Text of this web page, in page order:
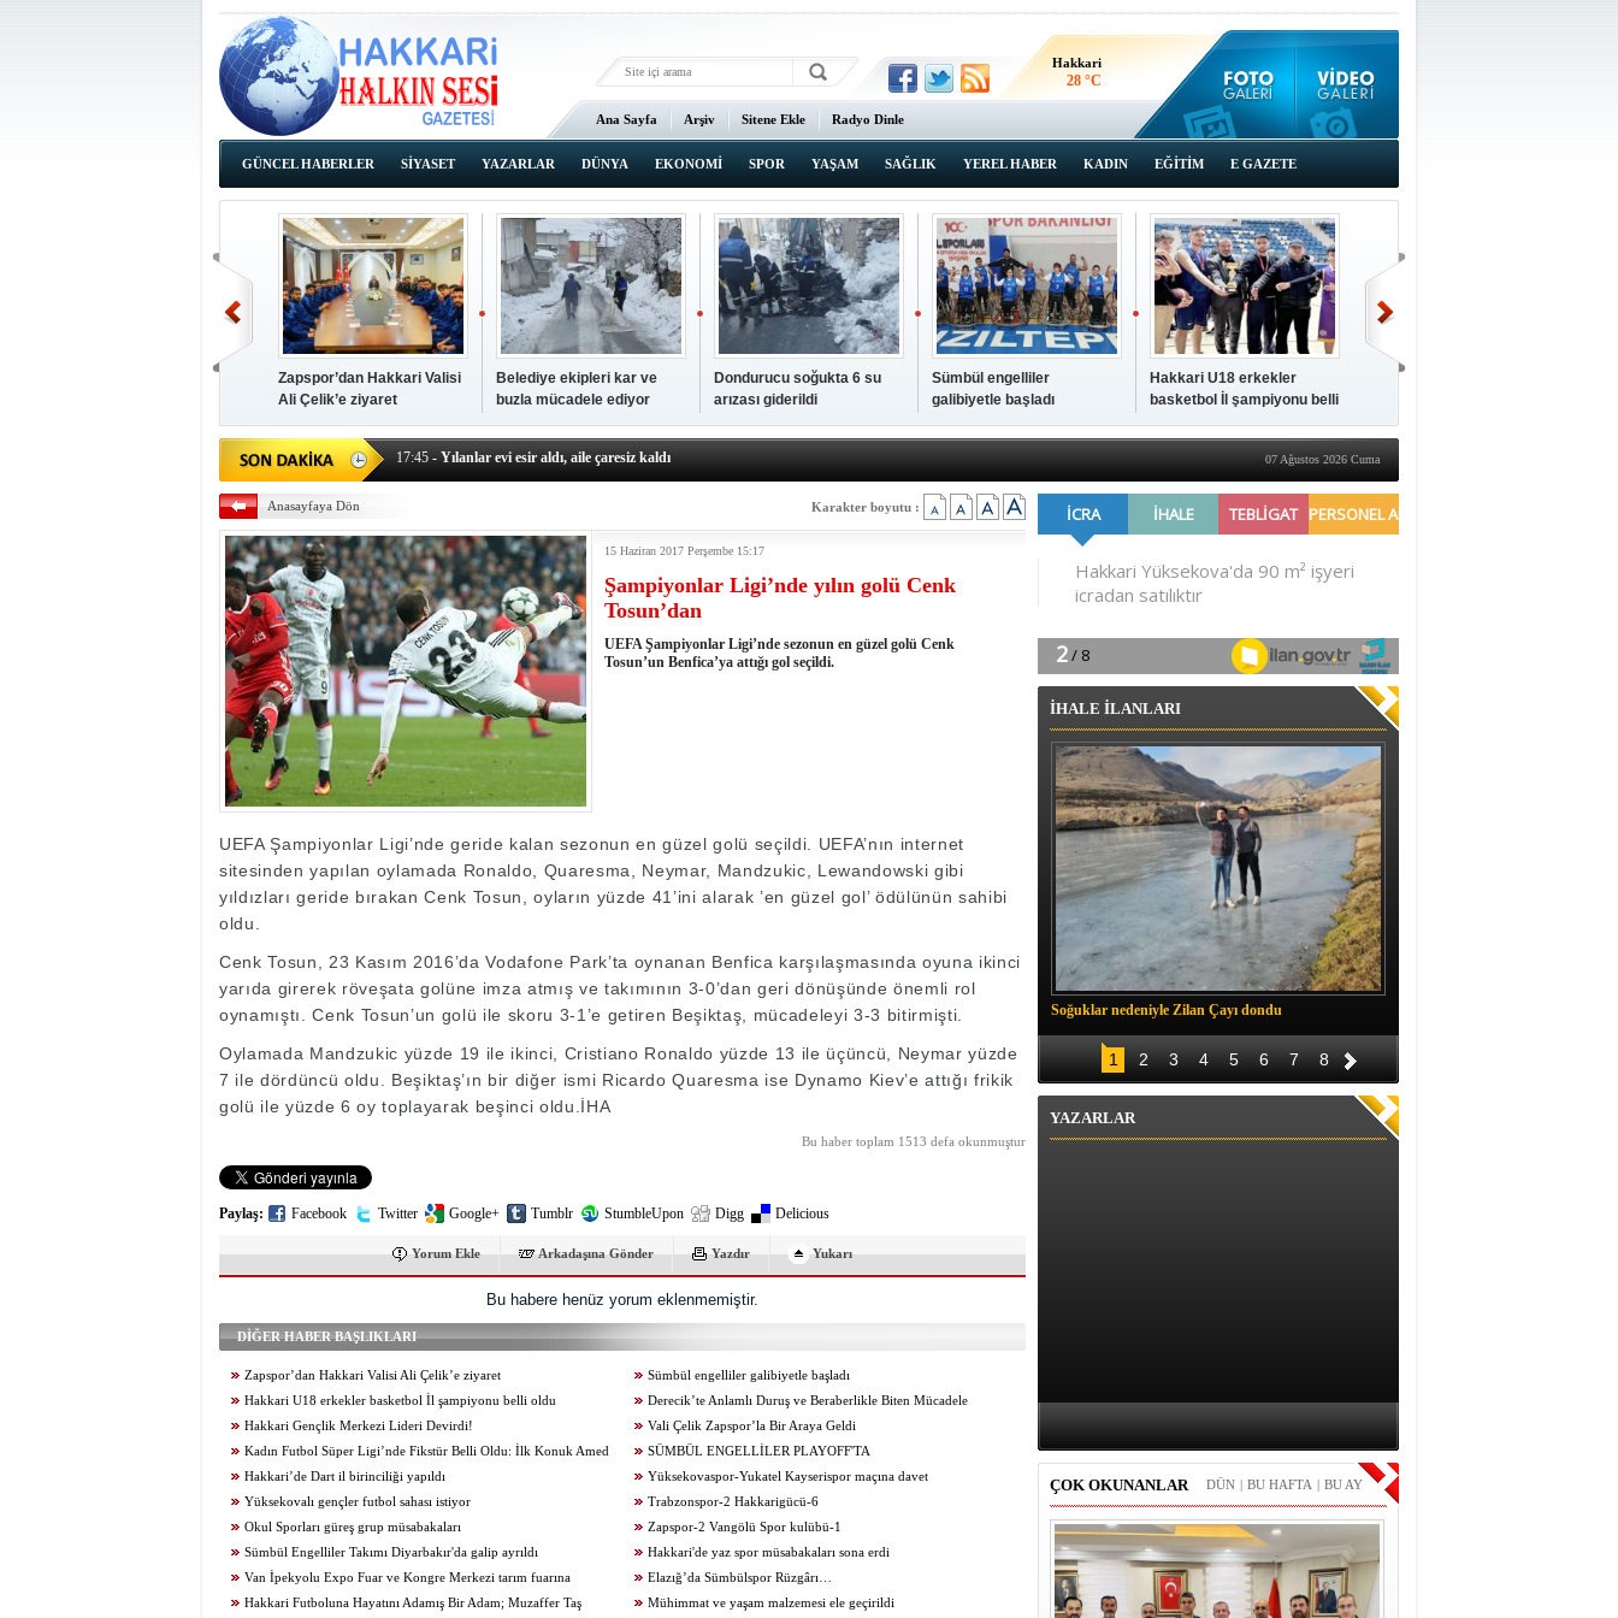
Hakkari
28 °C
Ana Sayfa Arşiv Sitene Ekle Radyo Dinle
GÜNCEL HABERLER SİYASET YAZARLAR DÜNYA EKONOMİ SPOR YAŞAM SAĞLIK YEREL HABER KADIN EĞİTİM E GAZETE
Zapspor’dan Hakkari Valisi
Ali Çelik’e ziyaret
Belediye ekipleri kar ve
buzla mücadele ediyor
Dondurucu soğukta 6 su
arızası giderildi
Sümbül engelliler
galibiyetle başladı
Hakkari U18 erkekler
basketbol İl şampiyonu belli
oldu
Toplantısı yapıldı
17:45 - Yılanlar evi esir aldı, aile çaresiz kaldı
17:43- Hakkari Cumhuriyet Başsavcısı Ufuk Turan görevine başladı
17:37- Başkan Büyüksu: Gençlerimiz için geleceğe yatırım yapıyoruz
17:35- Hakkari'ye Raftingde Çifte Gurur
17:32- Dağcı Yüksel Işık'ın izini köylüler buldu
17:30- Hayvanlar Şarbona karşı aşılanıyor
17:27- Hakkari'de yaz ortasında kış manzarası
19:22- Cennet-Cehennem Vadisi'nde tarihi güreş finali
19:19- CHP Hakkari ve 26 il başkanını görevden aldı
19:17- Cennet Cehennem Vadisi'nde şampiyonluk mücadelesi start aldı
19:13- Bakan Yardımcısı Çelik, Aşiret Lideri Keskin'i ziyaret etti
19:10
- Hakkari'de 503 kilogram Esrar ele geçirildi
- Bakan Yardımcısı Ali Çelik Hakkari’de sevgi seli
07 Ağustos 2026 Cuma
Anasayfaya Dön Karakter boyutu :
15 Haziran 2017 Perşembe 15:17
Şampiyonlar Ligi’nde yılın golü Cenk
Tosun’dan
UEFA Şampiyonlar Ligi’nde sezonun en güzel golü Cenk
Tosun’un Benfica’ya attığı gol seçildi.
UEFA Şampiyonlar Ligi’nde geride kalan sezonun en güzel golü seçildi. UEFA’nın internet
sitesinden yapılan oylamada Ronaldo, Quaresma, Neymar, Mandzukic, Lewandowski gibi
yıldızları geride bırakan Cenk Tosun, oyların yüzde 41’ini alarak ’en güzel gol’ ödülünün sahibi
oldu.
Cenk Tosun, 23 Kasım 2016’da Vodafone Park’ta oynanan Benfica karşılaşmasında oyuna ikinci
yarıda girerek röveşata golüne imza atmış ve takımının 3-0’dan geri dönüşünde önemli rol
oynamıştı. Cenk Tosun’un golü ile skoru 3-1’e getiren Beşiktaş, mücadeleyi 3-3 bitirmişti.
Oylamada Mandzukic yüzde 19 ile ikinci, Cristiano Ronaldo yüzde 13 ile üçüncü, Neymar yüzde
7 ile dördüncü oldu. Beşiktaş’ın bir diğer ismi Ricardo Quaresma ise Dynamo Kiev’e attığı frikik
golü ile yüzde 6 oy toplayarak beşinci oldu.İHA
Bu haber toplam 1513 defa okunmuştur
Paylaş: Facebook Twitter Google+ Tumblr StumbleUpon Digg Delicious
Yorum Ekle Arkadaşına Gönder Yazdır Yukarı
Bu habere henüz yorum eklenmemiştir.
DİĞER HABER BAŞLIKLARI
Zapspor’dan Hakkari Valisi Ali Çelik’e ziyaret
Sümbül engelliler galibiyetle başladı
Hakkari U18 erkekler basketbol İl şampiyonu belli oldu
Derecik’te Anlamlı Duruş ve Beraberlikle Biten Mücadele
Hakkari Gençlik Merkezi Lideri Devirdi!
Vali Çelik Zapspor’la Bir Araya Geldi
Kadın Futbol Süper Ligi’nde Fikstür Belli Oldu: İlk Konuk Amed
Sportif
SÜMBÜL ENGELLİLER PLAYOFF'TA
Hakkari’de Dart il birinciliği yapıldı
Yüksekovaspor-Yukatel Kayserispor maçına davet
Yüksekovalı gençler futbol sahası istiyor
Trabzonspor-2 Hakkarigücü-6
Okul Sporları güreş grup müsabakaları
Zapspor-2 Vangölü Spor kulübü-1
Sümbül Engelliler Takımı Diyarbakır'da galip ayrıldı
Hakkari'de yaz spor müsabakaları sona erdi
Van İpekyolu Expo Fuar ve Kongre Merkezi tarım fuarına
hazırlanıyor
Elazığ’da Sümbülspor Rüzgârı…
Hakkari Futboluna Hayatını Adamış Bir Adam; Muzaffer Taş
Mühimmat ve yaşam malzemesi ele geçirildi
İHALE İLANLARI
Soğuklar nedeniyle Zilan Çayı dondu
1 2 3 4 5 6 7 8
YAZARLAR
ÇOK OKUNANLAR BU AY
|
BU HAFTA
|
DÜN